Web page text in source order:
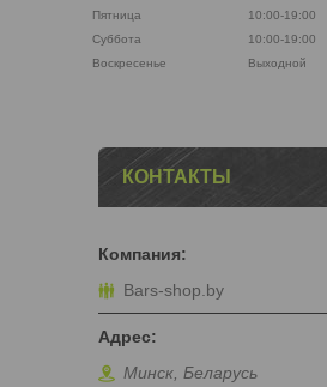
Пятница
10:00-19:00
Суббота
10:00-19:00
Воскресенье
Выходной
КОНТАКТЫ
Bars-shop.by
Минск, Беларусь